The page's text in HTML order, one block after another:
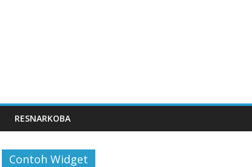
RESNARKOBA
Contoh Widget